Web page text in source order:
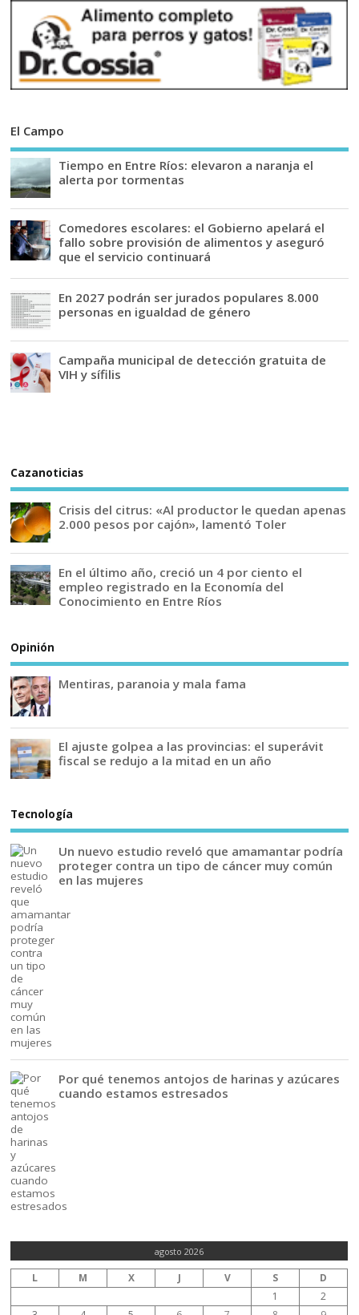
El Campo
Tiempo en Entre Ríos: elevaron a naranja el
alerta por tormentas
Comedores escolares: el Gobierno apelará el
fallo sobre provisión de alimentos y aseguró
que el servicio continuará
En 2027 podrán ser jurados populares 8.000
personas en igualdad de género
Campaña municipal de detección gratuita de
VIH y sífilis
Cazanoticias
Crisis del citrus: «Al productor le quedan apenas
2.000 pesos por cajón», lamentó Toler
En el último año, creció un 4 por ciento el
empleo registrado en la Economía del
Conocimiento en Entre Ríos
Opinión
Mentiras, paranoia y mala fama
El ajuste golpea a las provincias: el superávit
fiscal se redujo a la mitad en un año
Tecnología
Un nuevo estudio reveló que amamantar podría
proteger contra un tipo de cáncer muy común
en las mujeres
Por qué tenemos antojos de harinas y azúcares
cuando estamos estresados
agosto 2026
L M X J V S
D
1
2